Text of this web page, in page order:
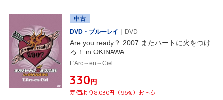
中古
DVD・ブルーレイ
DVD
Are you ready？ 2007 またハートに火をつけ
ろ！ in OKINAWA
L'Arc～en～Ciel
¥330円
定価より8,030円（96%）おトク